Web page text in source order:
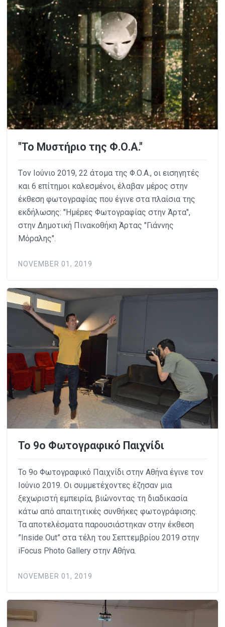
"Το Μυστήριο της Φ.Ο.Α."
Tον Ιούνιο 2019, 22 άτομα της Φ.Ο.Α., οι εισηγητές
και 6 επίτημοι καλεσμένοι, έλαβαν μέρος στην
έκθεση φωτογραφίας που έγινε στα πλαίσια της
εκδήλωσης: "Ημέρες Φωτογραφίας στην Άρτα",
στην Δημοτική Πινακοθήκη Άρτας "Γιάννης
Μόραλης".
NOVEMBER 01, 2019
Το 9ο Φωτογραφικό Παιχνίδι
Το 9ο Φωτογραφικό Παιχνίδι στην Αθήνα έγινε τον
Ιούνιο 2019. Οι συμμετέχοντες έζησαν μια
ξεχωριστή εμπειρία, βιώνοντας τη διαδικασία
κάτω από απαιτητικές συνθήκες φωτογράφισης.
Τα αποτελέσματα παρουσιάστηκαν στην έκθεση
”Inside Out” στα τέλη του Σεπτεμβρίου 2019 στην
iFocus Photo Gallery στην Αθήνα.
NOVEMBER 01, 2019